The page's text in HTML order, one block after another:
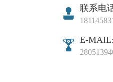
联系电
E-MAIL: